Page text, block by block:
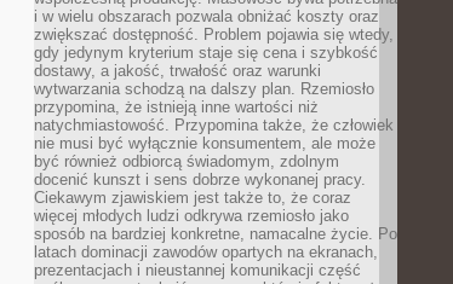
i w wielu obszarach pozwala obniżać koszty oraz
zwiększać dostępność. Problem pojawia się wtedy,
gdy jedynym kryterium staje się cena i szybkość
dostawy, a jakość, trwałość oraz warunki
wytwarzania schodzą na dalszy plan. Rzemiosło
przypomina, że istnieją inne wartości niż
natychmiastowość. Przypomina także, że człowiek
nie musi być wyłącznie konsumentem, ale może
być również odbiorcą świadomym, zdolnym
docenić kunszt i sens dobrze wykonanej pracy.
Ciekawym zjawiskiem jest także to, że coraz
więcej młodych ludzi odkrywa rzemiosło jako
sposób na bardziej konkretne, namacalne życie. Po
latach dominacji zawodów opartych na ekranach,
prezentacjach i nieustannej komunikacji część